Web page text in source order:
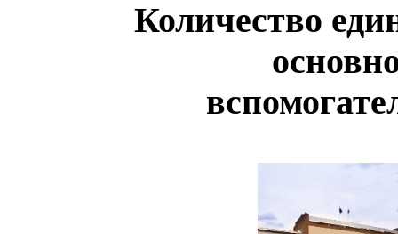
Количество